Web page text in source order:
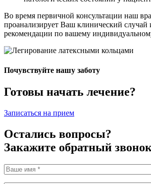
Во время первичной консультации наш
проанализирует Ваш клинический случай
рекомендации по вашему
Почувствуйте нашу заботу
Готовы начать лечение?
Записаться на прием
Остались вопросы?
Закажите обратный звонок